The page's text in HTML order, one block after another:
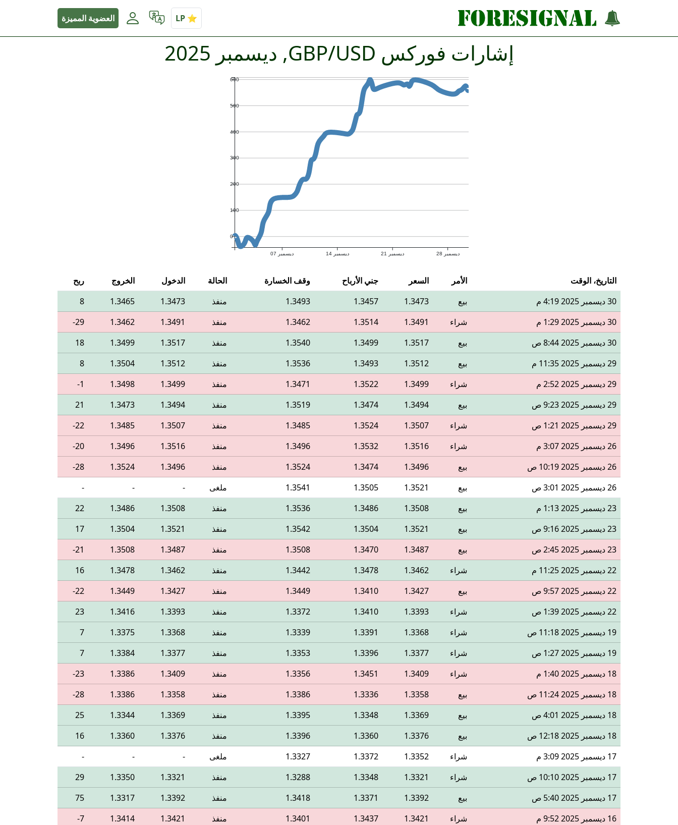
العضوية المميزة
إشارات فوركس GBP/USD, ديسمبر 2025
ديسمبر 07 ديسمبر 14 ديسمبر 21 ديسمبر 28
0
100
200
300
400
500
600
التاريخ، الوقت الأمر السعر جني الأرباح وقف الخسارة الحالة الدخول الخروج
ربح
30 ديسمبر 2025 4:19 م
بيع 1.3473
1.3457
1.3493 منفذ 1.3473
1.3465
8
30 ديسمبر 2025 1:29 م
شراء 1.3491
1.3514
1.3462 منفذ 1.3491
1.3462
‎-29
30 ديسمبر 2025 8:44 ص
بيع 1.3517
1.3499
1.3540 منفذ 1.3517
1.3499
18
29 ديسمبر 2025 11:35 م
بيع 1.3512
1.3493
1.3536 منفذ 1.3512
1.3504
8
29 ديسمبر 2025 2:52 م
شراء 1.3499
1.3522
1.3471 منفذ 1.3499
1.3498
‎-1
29 ديسمبر 2025 9:23 ص
بيع 1.3494
1.3474
1.3519 منفذ 1.3494
1.3473
21
29 ديسمبر 2025 1:21 ص
شراء 1.3507
1.3524
1.3485 منفذ 1.3507
1.3485
‎-22
26 ديسمبر 2025 3:07 م
شراء 1.3516
1.3532
1.3496 منفذ 1.3516
1.3496
‎-20
26 ديسمبر 2025 10:19 ص
بيع 1.3496
1.3474
1.3524 منفذ 1.3496
1.3524
‎-28
26 ديسمبر 2025 3:01 ص
بيع 1.3521
1.3505
1.3541 ملغى -
-
-
23 ديسمبر 2025 1:13 م
بيع 1.3508
1.3486
1.3536 منفذ 1.3508
1.3486
22
23 ديسمبر 2025 9:16 ص
بيع 1.3521
1.3504
1.3542 منفذ 1.3521
1.3504
17
23 ديسمبر 2025 2:45 ص
بيع 1.3487
1.3470
1.3508 منفذ 1.3487
1.3508
‎-21
22 ديسمبر 2025 11:25 م
شراء 1.3462
1.3478
1.3442 منفذ 1.3462
1.3478
16
22 ديسمبر 2025 9:57 ص
بيع 1.3427
1.3410
1.3449 منفذ 1.3427
1.3449
‎-22
22 ديسمبر 2025 1:39 ص
شراء 1.3393
1.3410
1.3372 منفذ 1.3393
1.3416
23
19 ديسمبر 2025 11:18 ص
شراء 1.3368
1.3391
1.3339 منفذ 1.3368
1.3375
7
19 ديسمبر 2025 1:27 ص
شراء 1.3377
1.3396
1.3353 منفذ 1.3377
1.3384
7
18 ديسمبر 2025 1:40 م
شراء 1.3409
1.3451
1.3356 منفذ 1.3409
1.3386
‎-23
18 ديسمبر 2025 11:24 ص
بيع 1.3358
1.3336
1.3386 منفذ 1.3358
1.3386
‎-28
18 ديسمبر 2025 4:01 ص
بيع 1.3369
1.3348
1.3395 منفذ 1.3369
1.3344
25
18 ديسمبر 2025 12:18 ص
بيع 1.3376
1.3360
1.3396 منفذ 1.3376
1.3360
16
17 ديسمبر 2025 3:09 م
شراء 1.3352
1.3372
1.3327 ملغى -
-
-
17 ديسمبر 2025 10:10 ص
شراء 1.3321
1.3348
1.3288 منفذ 1.3321
1.3350
29
17 ديسمبر 2025 5:40 ص
بيع 1.3392
1.3371
1.3418 منفذ 1.3392
1.3317
75
16 ديسمبر 2025 9:52 م
شراء 1.3421
1.3437
1.3401 منفذ 1.3421
1.3414
‎-7